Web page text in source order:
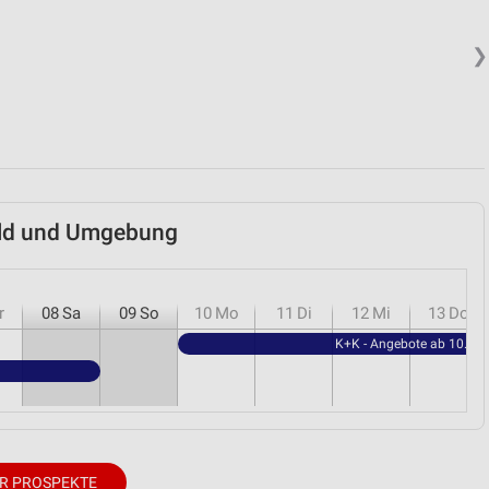
❯
und Umgebung
08Sa 09So 10 Mo 11 Di 12 Mi 13 Do
K+K - Angebote ab 10.08.
PROSPEKTE